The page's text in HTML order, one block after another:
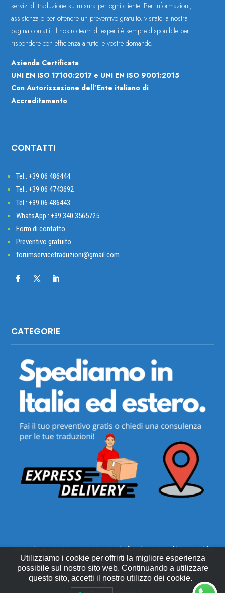
servizi di traduzione su misura per ogni cliente. Per informazioni,
assistenza o per ottenere un preventivo gratuito, visitate la nostra
pagina contatti. Il nostro team di esperti è sempre disponibile per
rispondere con efficienza a tutte le vostre domande.
Azienda Certificata
UNI EN ISO 17100:2017 e UNI EN ISO 9001:2015
Con Autorizzazione dell’Ente italiano di
Accreditamento
CONTATTI
Tel.: +3906 486444
Tel.: +39 06 4743692
Tel.: +39 06 486443
WhatsApp.: +39 340 3565725
Form di contatto
Preventivo gratuito
forumservicetraduzioni@gmail.com
CATEGORIE
Copyright © 2024 –Forum Service SrlAll Right Reserved | Poweredby
©fanaticoweb.com
Disclaimer–Sitemap–Termini e Condizioni
Utilizziamo i cookie per offrirti la migliore esperienza
possibile sul nostro sito web. Continuando a utilizzare
questo sito, accetti il ​​nostro utilizzo dei cookie.